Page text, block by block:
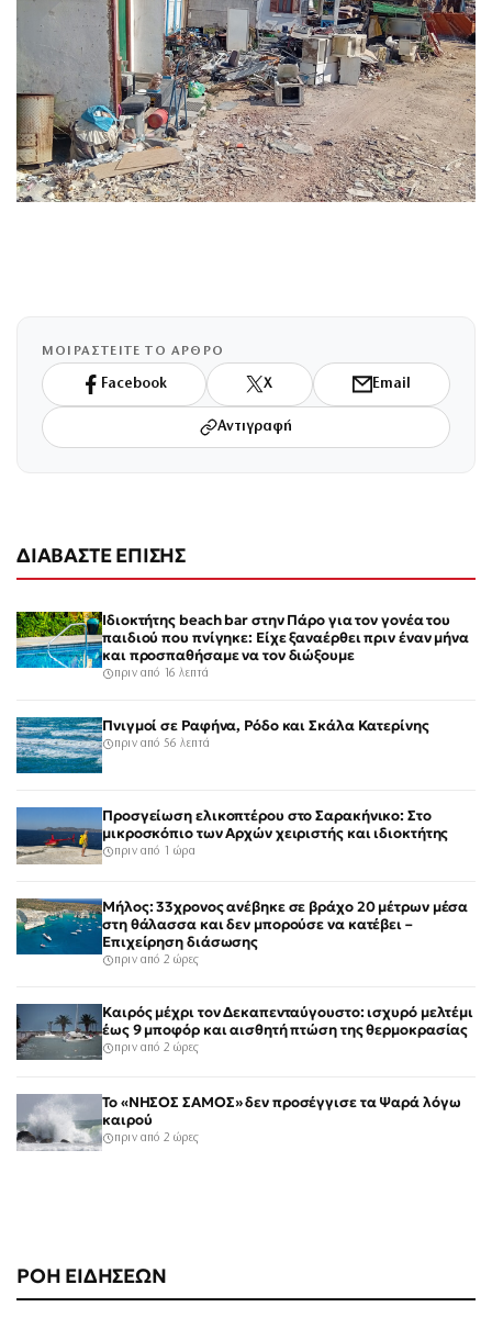
ΡΟΗ ΕΙΔΗΣΕΩΝ
ΜΟΙΡΑΣΤΕΙΤΕ ΤΟ ΑΡΘΡΟ
Facebook X Email
Αντιγραφή
ΔΙΑΒΑΣΤΕ ΕΠΙΣΗΣ
Ιδιοκτήτης beach bar στην Πάρο για τον γονέα του
παιδιού που πνίγηκε: Είχε ξαναέρθει πριν έναν μήνα
και προσπαθήσαμε να τον διώξουμε
πριν από 16 λεπτά
Πνιγμοί σε Ραφήνα, Ρόδο και Σκάλα Κατερίνης
πριν από 56 λεπτά
Προσγείωση ελικοπτέρου στο Σαρακήνικο: Στο
μικροσκόπιο των Αρχών χειριστής και ιδιοκτήτης
πριν από 1 ώρα
Μήλος: 33χρονος ανέβηκε σε βράχο 20 μέτρων μέσα
στη θάλασσα και δεν μπορούσε να κατέβει –
Επιχείρηση διάσωσης
πριν από 2 ώρες
Καιρός μέχρι τον Δεκαπενταύγουστο: ισχυρό μελτέμι
έως 9 μποφόρ και αισθητή πτώση της θερμοκρασίας
πριν από 2 ώρες
Το «ΝΗΣΟΣ ΣΑΜΟΣ» δεν προσέγγισε τα Ψαρά λόγω
καιρού
πριν από 2 ώρες